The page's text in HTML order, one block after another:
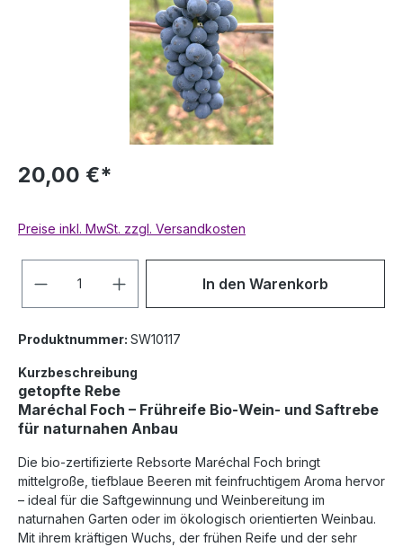
20,00 €*
Preise inkl. MwSt. zzgl. Versandkosten
In den Warenkorb
Produktnummer: SW10117
Kurzbeschreibung
getopfte Rebe
Maréchal Foch – Frühreife Bio-Wein- und Saftrebe
für naturnahen Anbau
Die bio-zertifizierte Rebsorte Maréchal Foch bringt
mittelgroße, tiefblaue Beeren mit feinfruchtigem Aroma hervor
– ideal für die Saftgewinnung und Weinbereitung im
naturnahen Garten oder im ökologisch orientierten Weinbau.
Mit ihrem kräftigen Wuchs, der frühen Reife und der sehr